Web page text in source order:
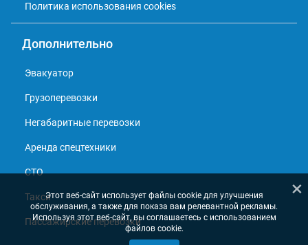
Политика использования cookies
Дополнительно
Эвакуатор
Грузоперевозки
Негабаритные перевозки
Аренда спецтехники
СТО
Такси
Пассажирские перевозки
×
Этот веб-сайт использует файлы cookie для улучшения
обслуживания, а также для показа вам релевантной рекламы.
Используя этот веб-сайт, вы соглашаетесь с использованием
файлов cookie.